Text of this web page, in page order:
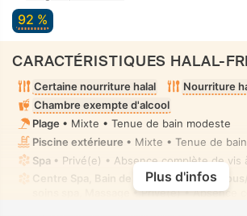
92 %
CARACTÉRISTIQUES HALAL-
Certaine nourriture halal
Nourriture
Chambre exempte d'alcool
Plage • Mixte • Tenue de bain modeste
Piscine extérieure • Mixte • Tenue de
Spa • Privé(e) • Absence complète de vis
Centre Spa, Bain de vapeur, Bain à
• Privé(e) • Absence
Plus d'infos